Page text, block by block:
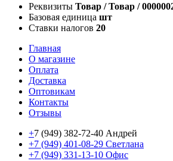
Реквизиты Товар / Товар /
Базовая единица шт
Ставки налогов 20
Главная
О магазине
Оплата
Доставка
Оптовикам
Контакты
Отзывы
+7 (949) 382-72-40 Андрей
+7 (949) 401-08-29 Светлана
+7 (949) 331-13-10 Офис